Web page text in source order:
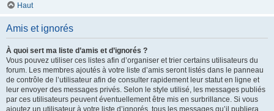
Haut
Amis et ignorés
À quoi sert ma liste d’amis et d’ignorés ?
Vous pouvez utiliser ces listes afin d’organiser et trier certains utilisateurs du
forum. Les membres ajoutés à votre liste d’amis seront listés dans le panneau
de contrôle de l’utilisateur afin de consulter rapidement leur statut en ligne et
leur envoyer des messages privés. Selon le style utilisé, les messages publiés
par ces utilisateurs peuvent éventuellement être mis en surbrillance. Si vous
ajoutez un utilisateur à votre liste d’ignorés, tous les messages qu’il publiera